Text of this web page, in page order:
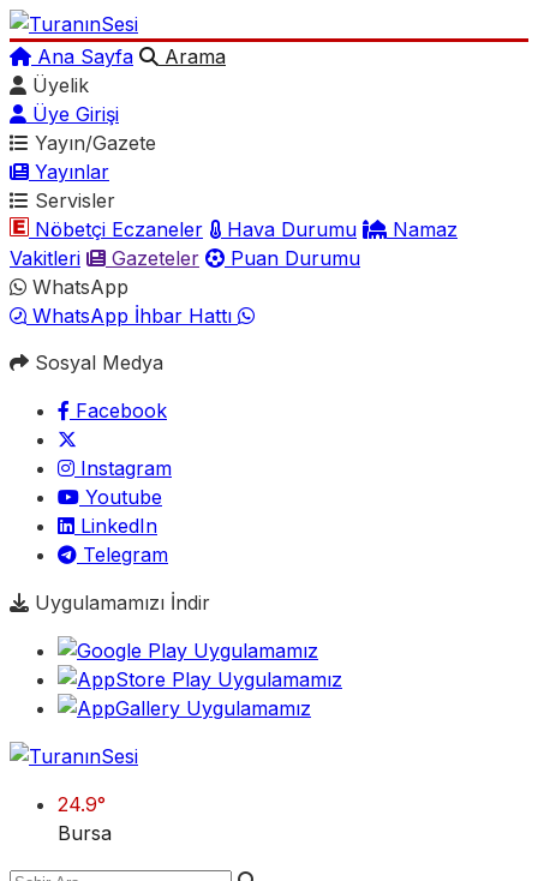
Ana Sayfa
Arama
Üyelik
Üye Girişi
Yayın/Gazete
Yayınlar
Servisler
Nöbetçi Eczaneler
Hava Durumu
Namaz
Vakitleri
Gazeteler
Puan Durumu
WhatsApp
WhatsApp İhbar Hattı
Sosyal Medya
Facebook
Instagram
Youtube
LinkedIn
Telegram
Uygulamamızı İndir
24.9°
Bursa